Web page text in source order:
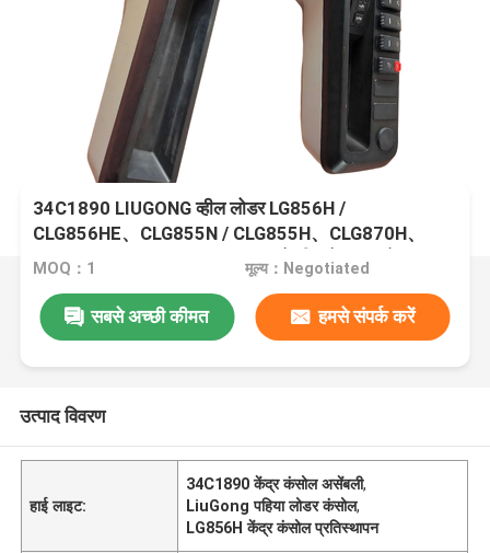
34C1890 LIUGONG व्हील लोडर LG856H /
CLG856HE、CLG855N / CLG855H、CLG870H、
ZL50CN、CLG842H / CLG848 के लिए केंद्र कंसोल
MOQ：1 मूल्य：Negotiated
सबसे अच्छी कीमत हमसे संपर्क करें
उत्पाद विवरण
हाई लाइट:
34C1890 केंद्र कंसोल असेंबली,
LiuGong पहिया लोडर कंसोल,
LG856H केंद्र कंसोल प्रतिस्थापन